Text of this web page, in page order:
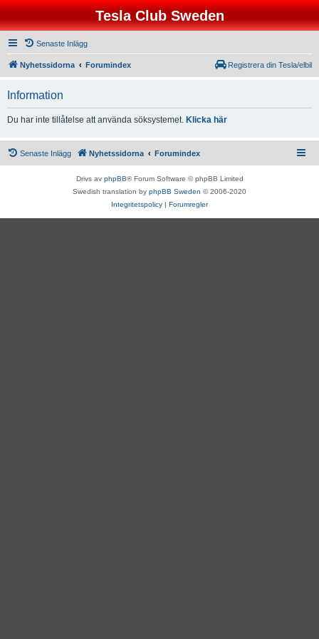
Tesla Club Sweden
Senaste Inlägg
Nyhetssidorna Forumindex Registrera din Tesla/elbil
Information
Du har inte tillåtelse att använda söksystemet. Klicka här
Senaste Inlägg Nyhetssidorna Forumindex
Drivs av phpBB® Forum Software © phpBB Limited
Swedish translation by phpBB Sweden © 2006-2020
Integritetspolicy | Forumregler